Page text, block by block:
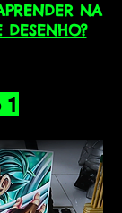
NA
DESENHO?